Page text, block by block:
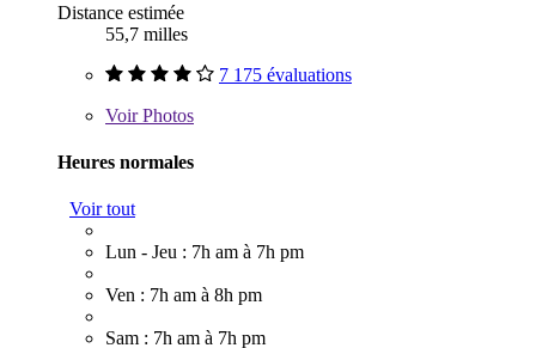
Distance estimée
55,7 milles
7 175 évaluations
VoirPhotos
Heures normales
Voir tout
Lun - Jeu : 7h am à 7h pm
Ven : 7h am à 8h pm
Sam : 7h am à 7h pm